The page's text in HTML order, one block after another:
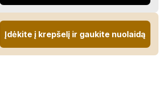
Įdėkite į krepšelį ir gaukite nuolaidą